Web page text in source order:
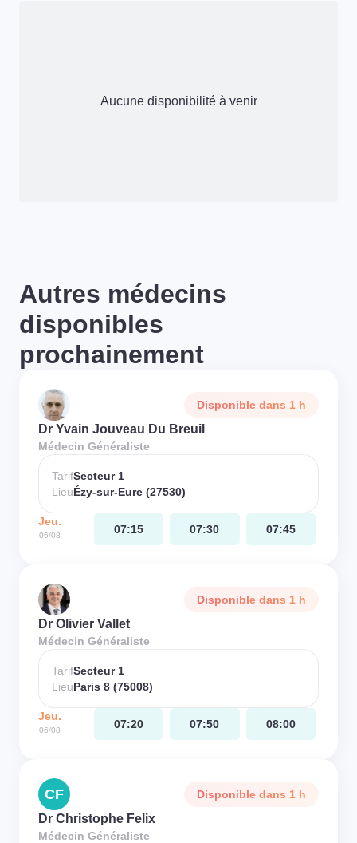
Aucune disponibilité à venir
Autres médecins
disponibles
prochainement
Disponible dans 1 h
Dr Yvain Jouveau Du Breuil
Médecin Généraliste
TarifSecteur 1
LieuÉzy-sur-Eure (27530)
Jeu.
06/08 07:15 07:30 07:45
Disponible dans 1 h
Dr Olivier Vallet
Médecin Généraliste
TarifSecteur 1
LieuParis 8 (75008)
Jeu.
06/08 07:20 07:50 08:00
CF Disponible dans 1 h
Dr Christophe Felix
Médecin Généraliste